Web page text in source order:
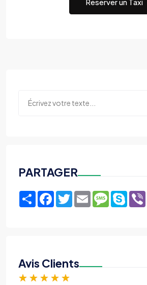
PARTAGER
ShareFacebook
TwitterEmailMessage
Skype
Avis Clients
★ ★ ★ ★ ★